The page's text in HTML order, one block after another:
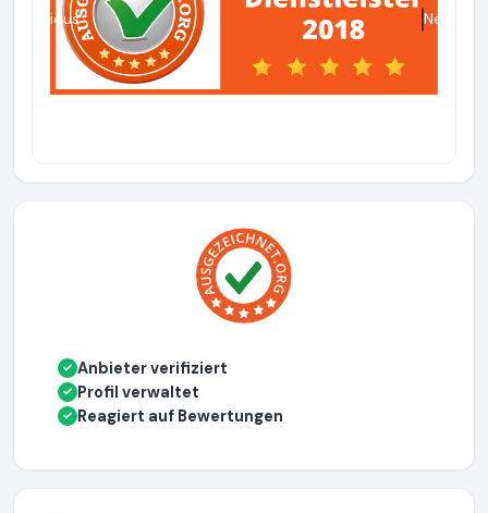
Previous Next
✓ Anbieter verifiziert
✓ Profil verwaltet
✓ Reagiert auf Bewertungen